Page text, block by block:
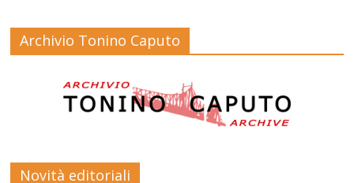
Archivio Tonino Caputo
Novità editoriali